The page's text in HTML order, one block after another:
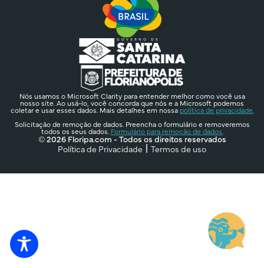
Nós usamos o Microsoft Clarity para entender melhor como você usa
nosso site. Ao usá-lo, você concorda que nós e a Microsoft podemos
coletar e usar esses dados. Mais detalhes em nossa política de privacidade.
Solicitação de remoção de dados. Preencha o formulário e removeremos
todos os seus dados. Formulário para remoção de dados.
© 2026 Floripa.com - Todos os direitos reservados
Política de Privacidade
Termos de uso